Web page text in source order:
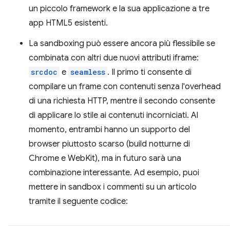
un piccolo framework e la sua applicazione a tre
app HTML5 esistenti.
La sandboxing può essere ancora più flessibile se
combinata con altri due nuovi attributi iframe:
srcdoc e seamless . Il primo ti consente di
compilare un frame con contenuti senza l'overhead
di una richiesta HTTP, mentre il secondo consente
di applicare lo stile ai contenuti incorniciati. Al
momento, entrambi hanno un supporto del
browser piuttosto scarso (build notturne di
Chrome e WebKit), ma in futuro sarà una
combinazione interessante. Ad esempio, puoi
mettere in sandbox i commenti su un articolo
tramite il seguente codice: